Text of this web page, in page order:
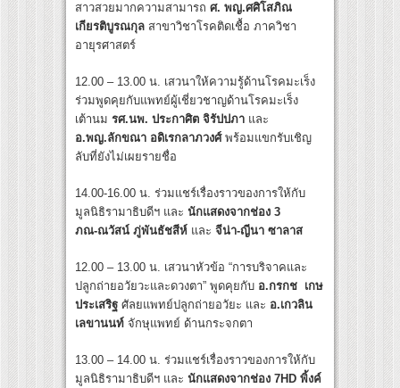
สาวสวยมากความสามารถ ศ. พญ.ศศิโสภิณ
เกียรติบูรณกุล สาขาวิชาโรคติดเชื้อ ภาควิชา
อายุรศาสตร์
12.00 – 13.00 น. เสวนาให้ความรู้ด้านโรคมะเร็ง
ร่วมพูดคุยกับแพทย์ผู้เชี่ยวชาญด้านโรคมะเร็ง
เต้านม รศ.นพ. ประกาศิต จิรัปปภา และ
อ.พญ.ลักขณา อดิเรกลาภวงศ์พร้อมแขกรับเชิญ
ลับที่ยังไม่เผยรายชื่อ
14.00-16.00 น. ร่วมแชร์เรื่องราวของการให้กับ
มูลนิธิรามาธิบดีฯ และ นักแสดงจากช่อง 3
ภณ-ณวัสน์ ภู่พันธัชสีห์ และ จีน่า-ญีนา ซาลาส
12.00 – 13.00 น. เสวนาหัวข้อ “การบริจาคและ
ปลูกถ่ายอวัยวะและดวงตา” พูดคุยกับ อ.กรกช เกษ
ประเสริฐ ศัลยแพทย์ปลูกถ่ายอวัยะ และ อ.เกวลิน
เลขานนท์ จักษุแพทย์ ด้านกระจกตา
13.00 – 14.00 น. ร่วมแชร์เรื่องราวของการให้กับ
มูลนิธิรามาธิบดีฯ และ นักแสดงจากช่อง 7HD พิ้งค์